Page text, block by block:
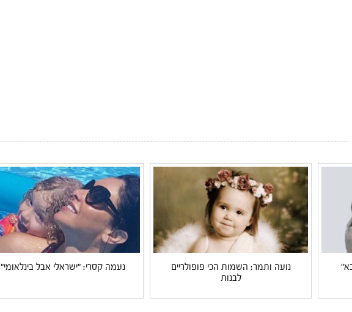
נועה ותמר: השמות הכי פופולריים
לבנות
נעמה קסרי: "ישראלי אבל בינלאומי"